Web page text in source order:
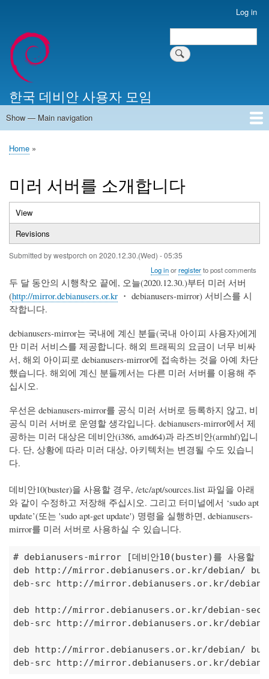
account
menu
Log in
Search
한국 데비안 사용자 모임
Main
Show — Main navigation
Home
알리는 말씀
최근 게시물
위키 문서
미러 서버
Breadcrumb
Home
미러 서버를 소개합니다
Primary
tabs
View
tab)
Revisions
Submitted bywestporch on 2020.12.30.(Wed) - 05:35
Log inorregisterto post comments
두 달 동안의 시행착오 끝에, 오늘(2020.12.30.)부터 미러 서버
(http://mirror.debianusers.or.kr ・ debianusers-mirror) 서비스를 시
작합니다.
debianusers-mirror는 국내에 계신 분들(국내 아이피 사용자)에게
만 미러 서비스를 제공합니다. 해외 트래픽의 요금이 너무 비싸
서, 해외 아이피로 debianusers-mirror에 접속하는 것을 아예 차단
했습니다. 해외에 계신 분들께서는 다른 미러 서버를 이용해 주
십시오.
우선은 debianusers-mirror를 공식 미러 서버로 등록하지 않고, 비
공식 미러 서버로 운영할 생각입니다. debianusers-mirror에서 제
공하는 미러 대상은 데비안(i386, amd64)과 라즈비안(armhf)입니
다. 단, 상황에 따라 미러 대상, 아키텍처는 변경될 수도 있습니
다.
데비안10(buster)을 사용할 경우, /etc/apt/sources.list 파일을 아래
와 같이 수정하고 저장해 주십시오. 그리고 터미널에서 ‘sudo apt
update’(또는 'sudo apt-get update') 명령을 실행하면, debianusers-
mirror를 미러 서버로 사용하실 수 있습니다.
# debianusers-mirror [데비안10(buster)를 사용할
deb http://mirror.debianusers.or.kr/debian/
deb-src http://mirror.debianusers.or.kr/debian/
deb http://mirror.debianusers.or.kr/debian-
deb-src http://mirror.debianusers.or.kr/debian-
deb http://mirror.debianusers.or.kr/debian/
deb-src http://mirror.debianusers.or.kr/debian/